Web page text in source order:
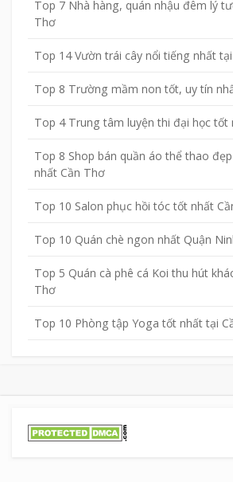
Top 7 Nhà hàng, quán nhậu đêm lý
Thơ
Top 14 Vườn trái cây nổi tiếng nhất
Top 8 Trường mầm non tốt, uy tín
Top 4 Trung tâm luyện thi đại học tốt
Top 8 Shop bán quần áo thể thao
nhất Cần Thơ
Top 10 Salon phục hồi tóc tốt nhất
Top 10 Quán chè ngon nhất Quận
Top 5 Quán cà phê cá Koi thu hút
Thơ
Top 10 Phòng tập Yoga tốt nhất tại